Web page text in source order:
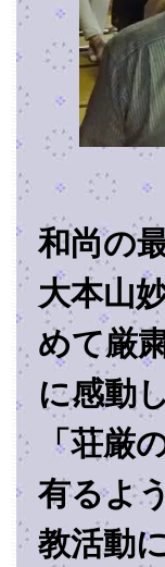
和尚の
大本山
めて厳
に感動
「荘厳
有るよ
教活動